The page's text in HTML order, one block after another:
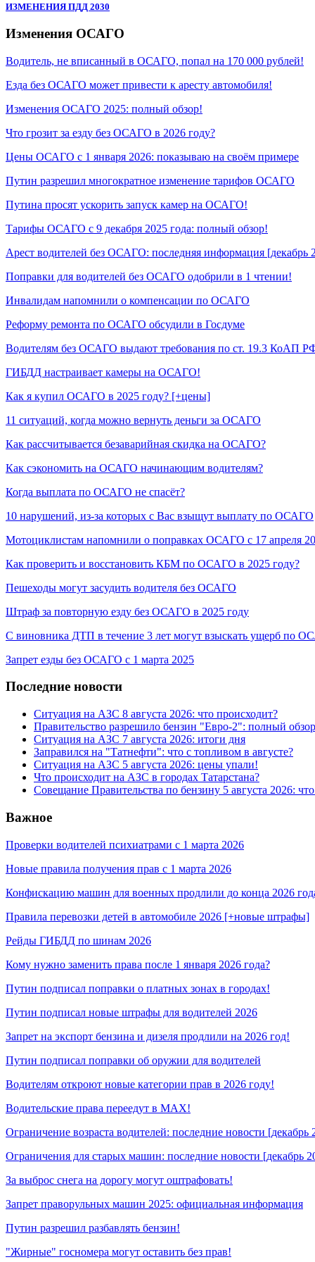
ИЗМЕНЕНИЯ ПДД 2030
Изменения ОСАГО
Водитель, не вписанный в ОСАГО, попал на 170 000 рублей!
Езда без ОСАГО может привести к аресту автомобиля!
Изменения ОСАГО 2025: полный обзор!
Что грозит за езду без ОСАГО в 2026 году?
Цены ОСАГО с 1 января 2026: показываю на своём примере
Путин разрешил многократное изменение тарифов ОСАГО
Путина просят ускорить запуск камер на ОСАГО!
Тарифы ОСАГО с 9 декабря 2025 года: полный обзор!
Арест водителей без ОСАГО: последняя информация [декабрь
Поправки для водителей без ОСАГО одобрили в 1 чтении!
Инвалидам напомнили о компенсации по ОСАГО
Реформу ремонта по ОСАГО обсудили в Госдуме
Водителям без ОСАГО выдают требования по ст. 19.3 КоАП
ГИБДД настраивает камеры на ОСАГО!
Как я купил ОСАГО в 2025 году? [+цены]
11 ситуаций, когда можно вернуть деньги за ОСАГО
Как рассчитывается безаварийная скидка на ОСАГО?
Как сэкономить на ОСАГО начинающим водителям?
Когда выплата по ОСАГО не спасёт?
10 нарушений, из-за которых с Вас взыщут выплату по ОСАГО
Мотоциклистам напомнили о поправках ОСАГО с 17 апреля
Как проверить и восстановить КБМ по ОСАГО в 2025 году?
Пешеходы могут засудить водителя без ОСАГО
Штраф за повторную езду без ОСАГО в 2025 году
С виновника ДТП в течение 3 лет могут взыскать ущерб по
Запрет езды без ОСАГО с 1 марта 2025
Последние новости
Ситуация на АЗС 8 августа 2026: что происходит?
Правительство разрешило бензин "Евро-2": полный
Ситуация на АЗС 7 августа 2026: итоги дня
Заправился на "Татнефти": что с топливом в августе?
Ситуация на АЗС 5 августа 2026: цены упали!
Что происходит на АЗС в городах Татарстана?
Совещание Правительства по бензину 5 августа 2026:
Важное
Проверки водителей психиатрами с 1 марта 2026
Новые правила получения прав с 1 марта 2026
Конфискацию машин для военных продлили до конца 2026
Правила перевозки детей в автомобиле 2026 [+новые штрафы]
Рейды ГИБДД по шинам 2026
Кому нужно заменить права после 1 января 2026 года?
Путин подписал поправки о платных зонах в городах!
Путин подписал новые штрафы для водителей 2026
Запрет на экспорт бензина и дизеля продлили на 2026 год!
Путин подписал поправки об оружии для водителей
Водителям откроют новые категории прав в 2026 году!
Водительские права переедут в MAX!
Ограничение возраста водителей: последние новости [декабрь
Ограничения для старых машин: последние новости [декабрь
За выброс снега на дорогу могут оштрафовать!
Запрет праворульных машин 2025: официальная информация
Путин разрешил разбавлять бензин!
"Жирные" госномера могут оставить без прав!